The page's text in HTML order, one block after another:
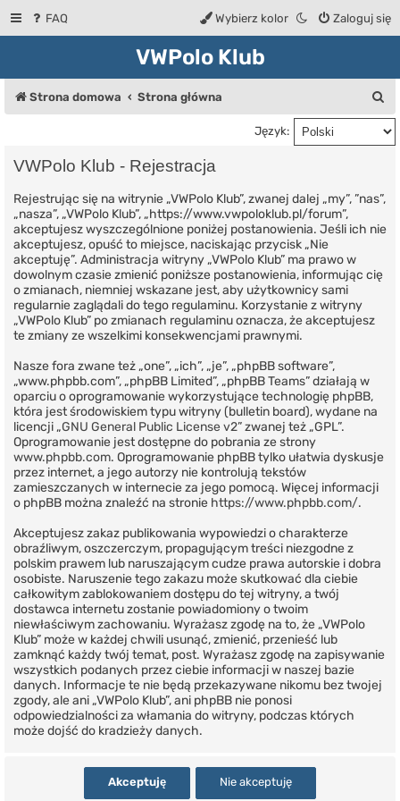
FAQ Zaloguj się
Wybierz kolor
VWPolo Klub
Strona domowa Strona główna
z
u
j
Język:
VWPolo Klub - Rejestracja
Rejestrując się na witrynie „VWPolo Klub”, zwanej dalej „my”, ”nas”,
„nasza”, „VWPolo Klub”, „https://www.vwpoloklub.pl/forum”,
akceptujesz wyszczególnione poniżej postanowienia. Jeśli ich nie
akceptujesz, opuść to miejsce, naciskając przycisk „Nie
akceptuję”. Administracja witryny „VWPolo Klub” ma prawo w
dowolnym czasie zmienić poniższe postanowienia, informując cię
o zmianach, niemniej wskazane jest, aby użytkownicy sami
regularnie zaglądali do tego regulaminu. Korzystanie z witryny
„VWPolo Klub” po zmianach regulaminu oznacza, że akceptujesz
te zmiany ze wszelkimi konsekwencjami prawnymi.
Nasze fora zwane też „one”, „ich”, „je”, „phpBB software”,
„www.phpbb.com”, „phpBB Limited”, „phpBB Teams” działają w
oparciu o oprogramowanie wykorzystujące technologię phpBB,
która jest środowiskiem typu witryny (bulletin board), wydane na
licencji „GNU General Public License v2” zwanej też „GPL”.
Oprogramowanie jest dostępne do pobrania ze strony
www.phpbb.com. Oprogramowanie phpBB tylko ułatwia dyskusje
przez internet, a jego autorzy nie kontrolują tekstów
zamieszczanych w internecie za jego pomocą. Więcej informacji
o phpBB można znaleźć na stronie https://www.phpbb.com/.
Akceptujesz zakaz publikowania wypowiedzi o charakterze
obraźliwym, oszczerczym, propagującym treści niezgodne z
polskim prawem lub naruszającym cudze prawa autorskie i dobra
osobiste. Naruszenie tego zakazu może skutkować dla ciebie
całkowitym zablokowaniem dostępu do tej witryny, a twój
dostawca internetu zostanie powiadomiony o twoim
niewłaściwym zachowaniu. Wyrażasz zgodę na to, że „VWPolo
Klub” może w każdej chwili usunąć, zmienić, przenieść lub
zamknąć każdy twój temat, post. Wyrażasz zgodę na zapisywanie
wszystkich podanych przez ciebie informacji w naszej bazie
danych. Informacje te nie będą przekazywane nikomu bez twojej
zgody, ale ani „VWPolo Klub”, ani phpBB nie ponosi
odpowiedzialności za włamania do witryny, podczas których
może dojść do kradzieży danych.